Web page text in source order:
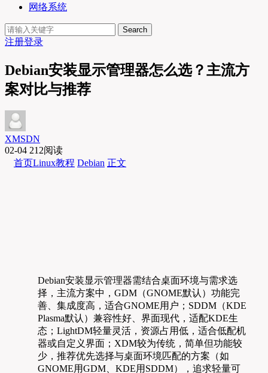
网络系统
Search
注册登录
Debian安装显示管理器怎么选？主流方
案对比与推荐
XMSDN
02-04 212阅读
首页Linux教程 Debian 正文
Debian安装显示管理器需结合桌面环境与需求选
择，主流方案中，GDM（GNOME默认）功能完
善、集成度高，适合GNOME用户；SDDM（KDE
Plasma默认）兼容性好、界面现代，适配KDE生
态；LightDM轻量灵活，资源占用低，适合低配机
器或自定义界面；XDM较为传统，简单但功能较
少，推荐优先选择与桌面环境匹配的方案（如
GNOME用GDM、KDE用SDDM），追求轻量可